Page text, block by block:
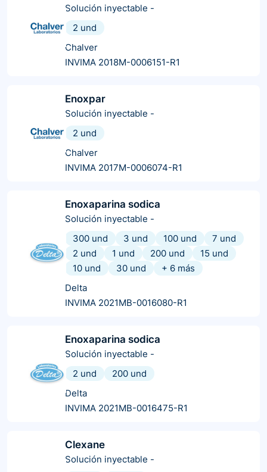
Solución inyectable -
2 und
Chalver
INVIMA 2018M-0006151-R1
Enoxpar
Solución inyectable -
2 und
Chalver
INVIMA 2017M-0006074-R1
Enoxaparina sodica
Solución inyectable -
300 und
3 und 100 und
7 und
2 und
1 und 200 und
15 und
10 und
30 und + 6 más
Delta
INVIMA 2021MB-0016080-R1
Enoxaparina sodica
Solución inyectable -
2 und
200 und
Delta
INVIMA 2021MB-0016475-R1
Clexane
Solución inyectable -